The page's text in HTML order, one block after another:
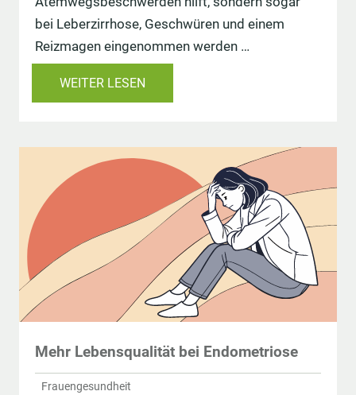
bei Leberzirrhose, Geschwüren und einem
Reizmagen eingenommen werden …
WEITER LESEN
Mehr Lebensqualität bei Endometriose
Frauengesundheit